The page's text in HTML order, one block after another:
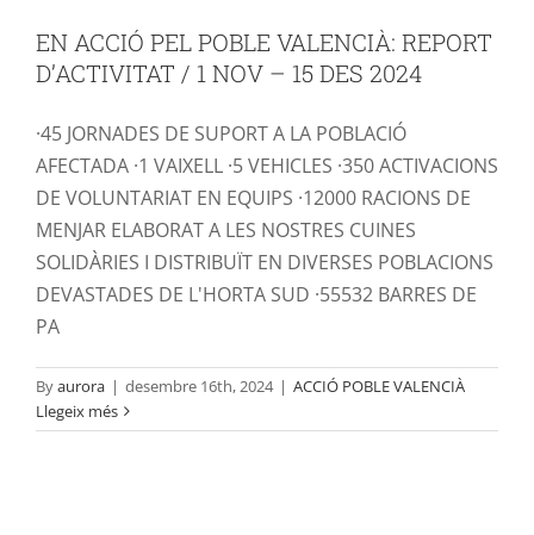
EN ACCIÓ PEL POBLE VALENCIÀ: REPORT
D’ACTIVITAT / 1 NOV – 15 DES 2024
·45 JORNADES DE SUPORT A LA POBLACIÓ
AFECTADA ·1 VAIXELL ·5 VEHICLES ·350 ACTIVACIONS
DE VOLUNTARIAT EN EQUIPS ·12000 RACIONS DE
MENJAR ELABORAT A LES NOSTRES CUINES
SOLIDÀRIES I DISTRIBUÏT EN DIVERSES POBLACIONS
DEVASTADES DE L'HORTA SUD ·55532 BARRES DE
PA
Byaurora | desembre 16th, 2024 | ACCIÓ POBLE VALENCIÀ
Llegeix més